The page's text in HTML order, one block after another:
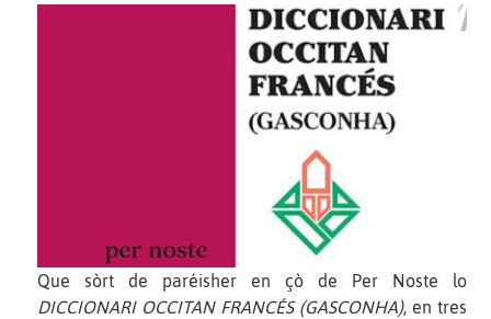
Que sòrt de paréisher en çò de Per Noste lo
DICCIONARI OCCITAN FRANCÉS (GASCONHA), en tres